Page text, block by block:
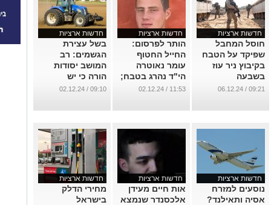
חדשות ארציות
חוסל המחבל
שפיקד על הטבח
בקיבוץ ניר עוז
בשבעה
באוקטובר
09:21 / 06.12.24
חדשות ארציות
הותר לפרסום:
החייל החטוף
עומר נאוטרה
הי"ד נהרג בטבח;
גופתו מוחזקת
...
11:53 / 02.12.24
חדשות ארציות
בשל עצירת
הגשמים: רב
המושב יסודות
הורה כי יש
להתחיל בתפילת
...
09:10 / 02.12.24
חדשות ארציות
נוסעים למזרח
אסיה ותאילנד?
חדשות ארציות
אות חיים מעידן
אלכסנדר שנמצא
חדשות ארציות
מחירי הדלק
בישראל